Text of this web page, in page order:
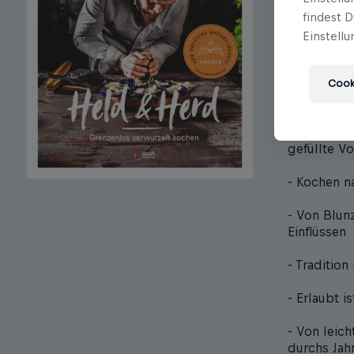
Er steht
einen
gefüllte
- Kochen
- Von
Einflüssen
- Tradition
- Erlaubt
- Von
durchs
findest